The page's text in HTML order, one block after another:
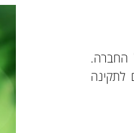
החברה.
לתקינה